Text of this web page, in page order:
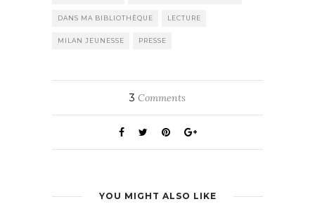
DANS MA BIBLIOTHÈQUE LECTURE
MILAN JEUNESSE PRESSE
3 Comments
YOU MIGHT ALSO LIKE